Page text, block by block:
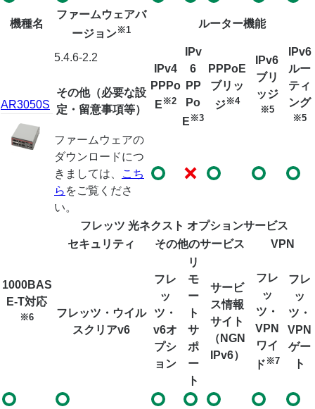
機種名
ファームウェアバ
ージョン※1
ルーター機能
AR3050S
5.4.6-2.2
IPv4
PPPo
E ※2
IPv
6
PP
Po
E ※3
PPPoE
ブリッ
ジ※4
IPv6
ブリ
ッジ
※5
IPv6
ルー
ティ
ング
※5
その他（必要な設
定・留意事項等）
ファームウェアの
ダウンロードにつ
きましては、
こち
ら をご覧くださ
い。
1000BAS
E-T対応
※6
フレッツ 光ネクスト オプションサービス
セキュリティ
その他のサービス VPN
フレッツ・ウイル
スクリアv6
フレ
ッ
ツ・
v6オ
プシ
ョン
リ
モ
ー
ト
サ
ポ
ー
ト
サービ
ス情報
サイト
（NGN
IPv6）
フレ
ッ
ツ・
VPN
ワイ
ド ※7
フレ
ッ
ツ・
VPN
ゲー
ト